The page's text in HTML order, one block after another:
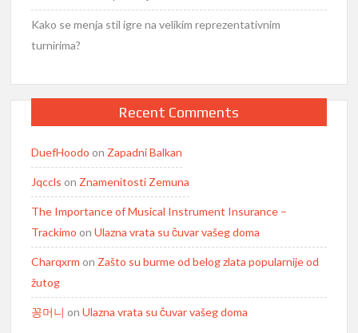
Kako se menja stil igre na velikim reprezentativnim
turnirima?
Recent Comments
DuefHoodo on Zapadni Balkan
Jqccls on Znamenitosti Zemuna
The Importance of Musical Instrument Insurance –
Trackimo onUlazna vrata su čuvar vašeg doma
Charqxrm on Zašto su burme od belog zlata popularnije od
žutog
꽁머니 onUlazna vrata su čuvar vašeg doma